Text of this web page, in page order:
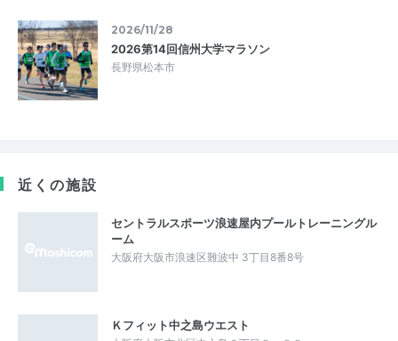
2026/11/28
2026第14回信州大学マラソン
長野県松本市
近くの施設
セントラルスポーツ浪速屋内プールトレーニングル
ーム
大阪府大阪市浪速区難波中 3丁目8番8号
Ｋフィット中之島ウエスト